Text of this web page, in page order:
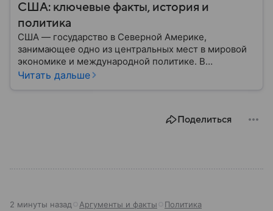
США: ключевые факты, история и
политика
США — государство в Северной Америке,
занимающее одно из центральных мест в мировой
экономике и международной политике. В
материале — основные сведения об этой стране.
Читать дальше
Поделиться
2 минуты назад Аргументы и факты Политика